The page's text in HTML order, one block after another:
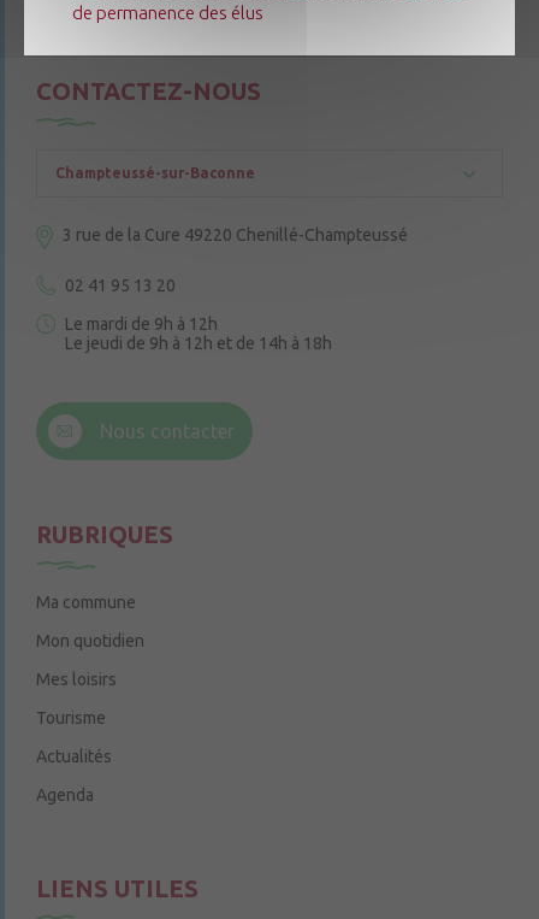
CONTACTEZ-NOUS
Champteussé-sur-Baconne
3 rue de la Cure 49220 Chenillé-Champteussé
02 41 95 13 20
Le mardi de 9h à 12h
Le jeudi de 9h à 12h et de 14h à 18h
Nous contacter
RUBRIQUES
Ma commune
Mon quotidien
Mes loisirs
Tourisme
Actualités
Agenda
LIENS UTILES
de permanence des élus